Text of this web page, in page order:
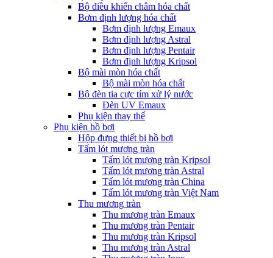
Bộ điều khiển châm hóa chất
Bơm định lượng hóa chất
Bơm định lượng Emaux
Bơm định lượng Astral
Bơm định lượng Pentair
Bơm định lượng Kripsol
Bộ mài mòn hóa chất
Bộ mài mòn hóa chất
Bộ đèn tia cực tím xử lý nước
Đèn UV Emaux
Phụ kiện thay thế
Phụ kiện hồ bơi
Hộp đựng thiết bị hồ bơi
Tấm lót mương tràn
Tấm lót mương tràn Kripsol
Tấm lót mương tràn Astral
Tấm lót mương tràn China
Tấm lót mương tràn Việt Nam
Thu mương tràn
Thu mương tràn Emaux
Thu mương tràn Pentair
Thu mương tràn Kripsol
Thu mương tràn Astral